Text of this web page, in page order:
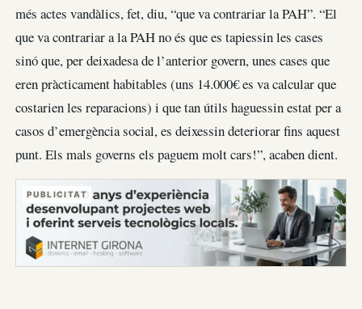
més actes vandàlics, fet, diu, “que va contrariar la PAH”. “El
que va contrariar a la PAH no és que es tapiessin les cases
sinó que, per deixadesa de l’anterior govern, unes cases que
eren pràcticament habitables (uns 14.000€ es va calcular que
costarien les reparacions) i que tan útils haguessin estat per a
casos d’emergència social, es deixessin deteriorar fins aquest
punt. Els mals governs els paguem molt cars!”, acaben dient.
PUBLICITAT